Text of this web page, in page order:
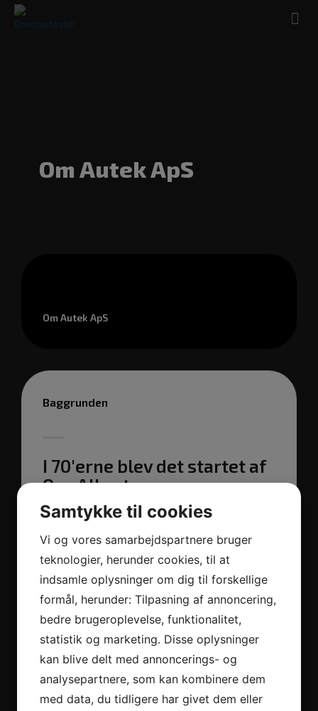
Om Autek ApS
Om Autek ApS
Baggrunden
I 70'erne blev det startet af
Ove Albertsen
Autek A/S blev i 2007 opkøbt af EWJ Teknik som
flyttede til Sverige. Senere blev firmaet opkøbt af
Opus Prodox, og Autek-delen blev tilovers. Rolf
og Jacob besluttede at tage chancen og købe
Autek-rettighederne fri. Et nyt firma “Autek Aps”
blev dannet, og OPTO-PLUS kunne fortsætte.
Samtykke til cookies
Vi og vores samarbejdspartnere bruger
teknologier, herunder cookies, til at
indsamle oplysninger om dig til forskellige
formål, herunder: Tilpasning af annoncering,
bedre brugeroplevelse, funktionalitet,
statistik og marketing. Disse oplysninger
kan blive delt med annoncerings- og
analysepartnere, som kan kombinere dem
med data, du tidligere har givet dem eller